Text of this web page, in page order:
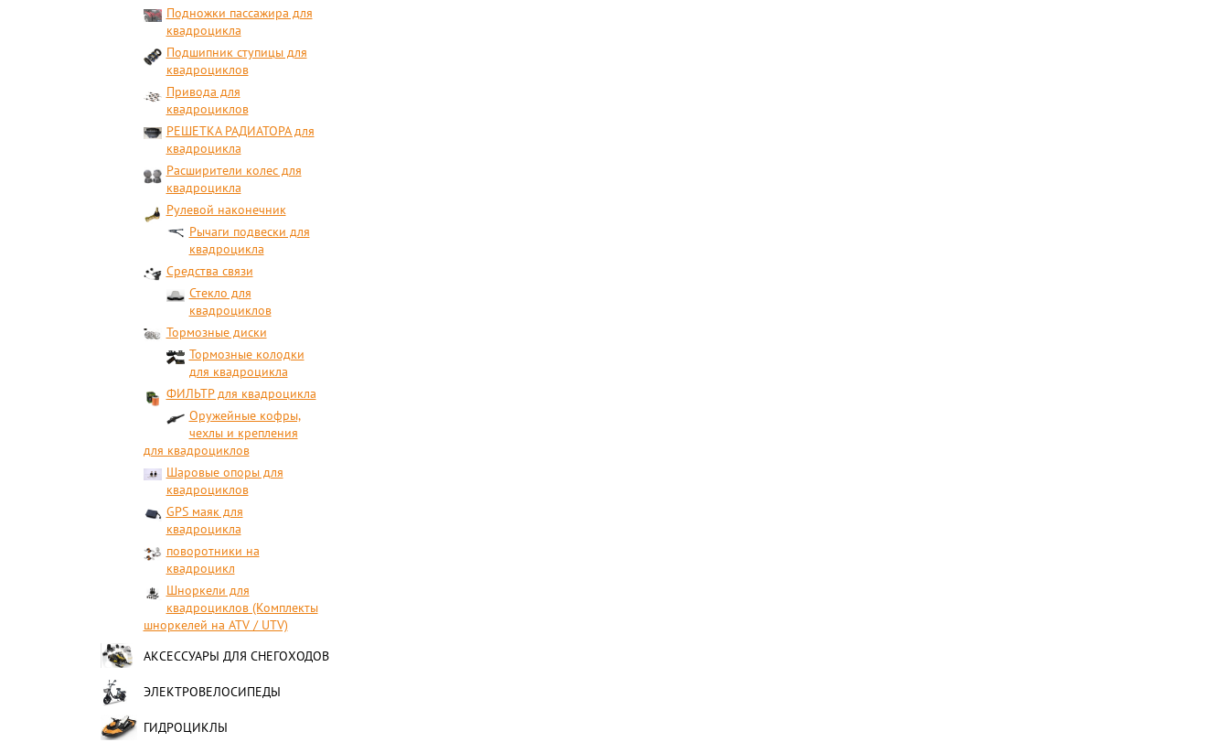
Подножки пассажира для
квадроцикла
Подшипник ступицы для
квадроциклов
Привода для
квадроциклов
РЕШЕТКА РАДИАТОРА для
квадроцикла
Расширители колес для
квадроцикла
Рулевой наконечник
Рычаги подвески для
квадроцикла
Средства связи
Стекло для
квадроциклов
Тормозные диски
Тормозные колодки
для квадроцикла
ФИЛЬТР для квадроцикла
Оружейные кофры,
чехлы и крепления
для квадроциклов
Шаровые опоры для
квадроциклов
GPS маяк для
квадроцикла
поворотники на
квадроцикл
Шноркели для
квадроциклов (Комплекты
шноркелей на ATV / UTV)
АКСЕССУАРЫ ДЛЯ СНЕГОХОДОВ
ЭЛЕКТРОВЕЛОСИПЕДЫ
ГИДРОЦИКЛЫ